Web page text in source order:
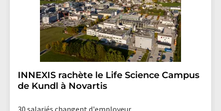
INNEXIS rachète le Life Science Campus
de Kundl à Novartis
30 salariés changent d'employeur